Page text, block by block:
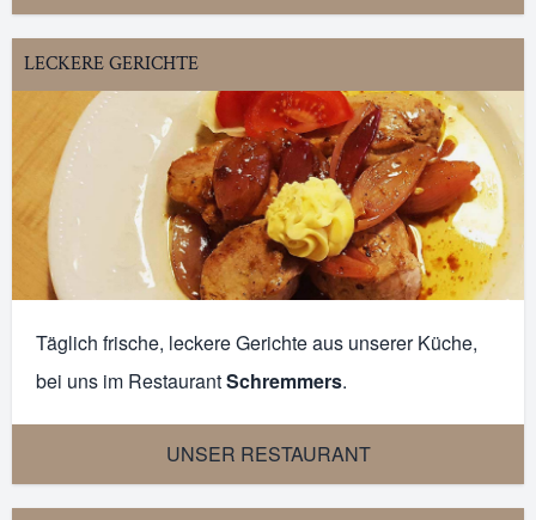
LECKERE GERICHTE
Täglich frische, leckere Gerichte aus unserer Küche,
bei uns im RestaurantSchremmers.
UNSER RESTAURANT